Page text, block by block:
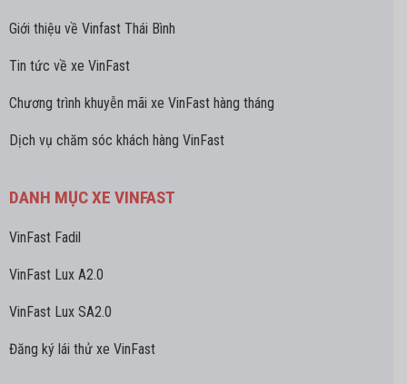
Giới thiệu về Vinfast Thái Bình
Tin tức về xe VinFast
Chương trình khuyễn mãi xe VinFast hàng tháng
Dịch vụ chăm sóc khách hàng VinFast
DANH MỤC XE VINFAST
VinFast Fadil
VinFast Lux A2.0
VinFast Lux SA2.0
Đăng ký lái thử xe VinFast